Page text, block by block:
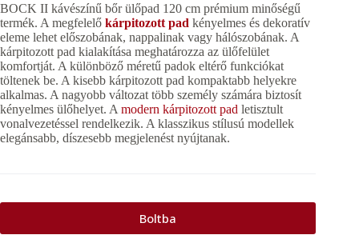
BOCK II kávészínű bőr ülőpad 120 cm prémium minőségű
termék. A megfelelő kárpitozott pad kényelmes és dekoratív
eleme lehet előszobának, nappalinak vagy hálószobának. A
kárpitozott pad kialakítása meghatározza az ülőfelület
komfortját. A különböző méretű padok eltérő funkciókat
töltenek be. A kisebb kárpitozott pad kompaktabb helyekre
alkalmas. A nagyobb változat több személy számára biztosít
kényelmes ülőhelyet. A modern kárpitozott pad letisztult
vonalvezetéssel rendelkezik. A klasszikus stílusú modellek
elegánsabb, díszesebb megjelenést nyújtanak.
Boltba